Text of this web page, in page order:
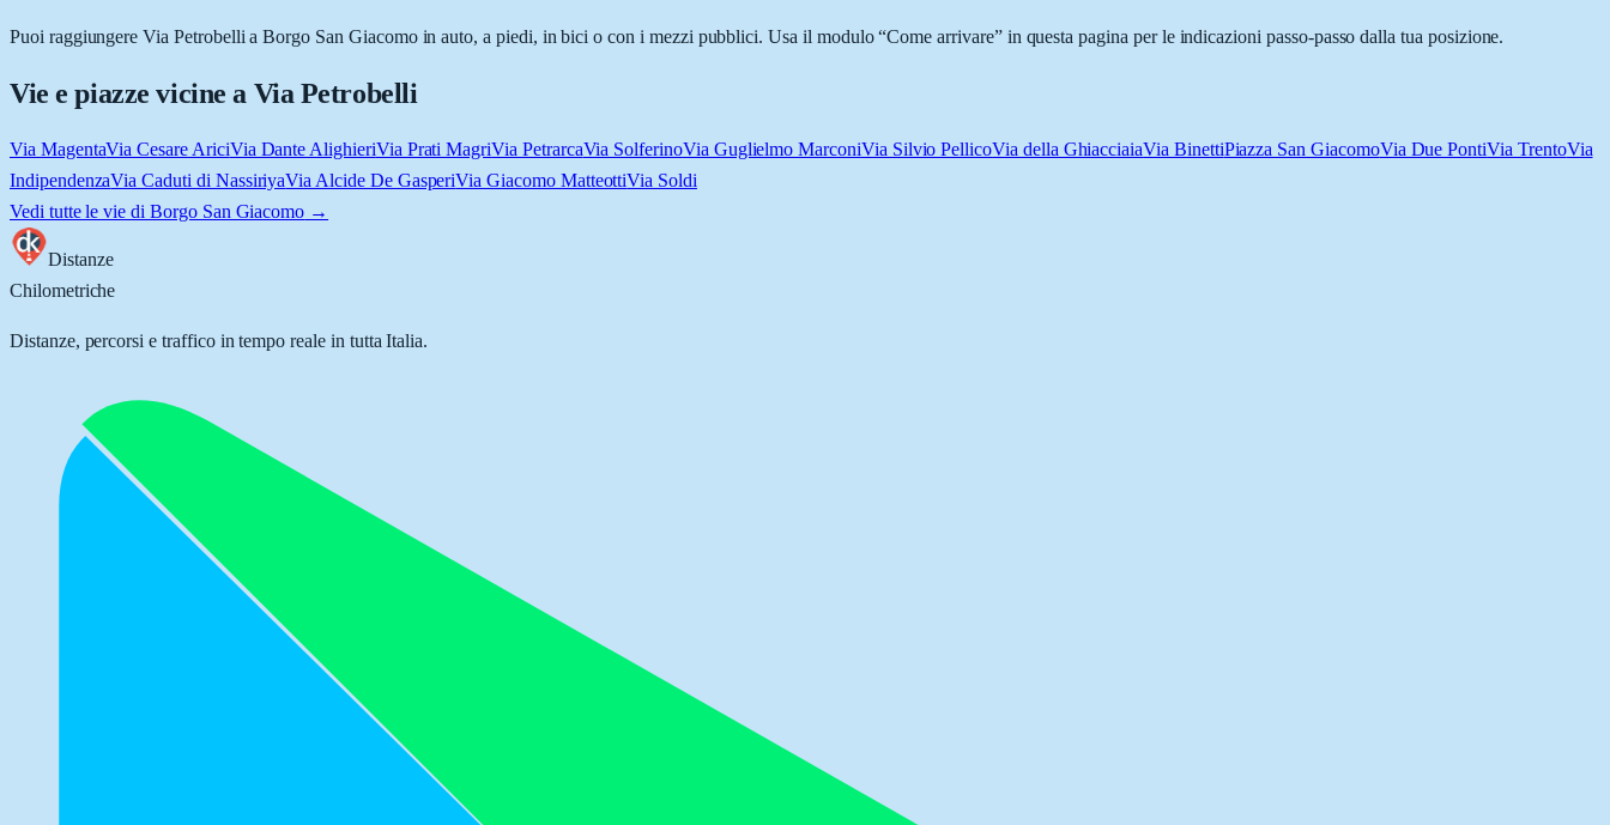
Puoi raggiungere Via Petrobelli a Borgo San Giacomo in auto, a piedi, in bici o con i mezzi pubblici. Usa il modulo “Come arrivare” in questa pagina per le indicazioni passo-passo dalla tua posizione.
Vie e piazze vicine a Via Petrobelli
Via MagentaVia Cesare AriciVia Dante AlighieriVia Prati MagriVia PetrarcaVia SolferinoVia Guglielmo MarconiVia Silvio PellicoVia della GhiacciaiaVia BinettiPiazza San GiacomoVia Due PontiVia TrentoVia
IndipendenzaVia Caduti di NassiriyaVia Alcide De GasperiVia Giacomo MatteottiVia Soldi
Vedi tutte le vie di Borgo San Giacomo →
Distanze
Chilometriche
Distanze, percorsi e traffico in tempo reale in tutta Italia.